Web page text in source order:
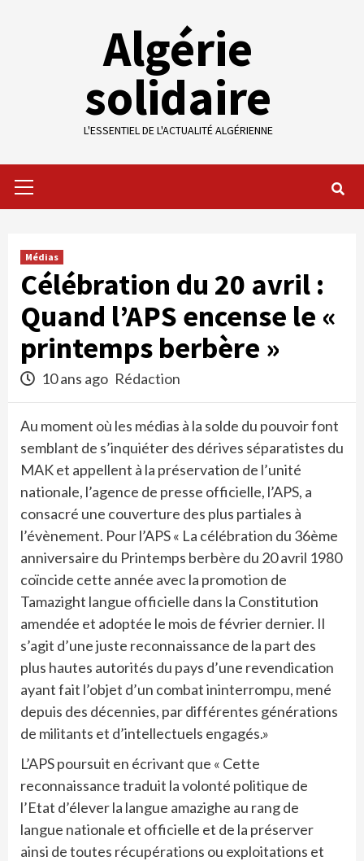
Algérie
solidaire
L'ESSENTIEL DE L'ACTUALITÉ ALGÉRIENNE
Menu
Médias
Célébration du 20 avril :
Quand l’APS encense le «
printemps berbère »
10 ans ago Rédaction
Au moment où les médias à la solde du pouvoir font
semblant de s’inquiéter des dérives séparatistes du
MAK et appellent à la préservation de l’unité
nationale, l’agence de presse officielle, l’APS, a
consacré une couverture des plus partiales à
l’évènement. Pour l’APS « La célébration du 36ème
anniversaire du Printemps berbère du 20 avril 1980
coïncide cette année avec la promotion de
Tamazight langue officielle dans la Constitution
amendée et adoptée le mois de février dernier. Il
s’agit d’une juste reconnaissance de la part des
plus hautes autorités du pays d’une revendication
ayant fait l’objet d’un combat ininterrompu, mené
depuis des décennies, par différentes générations
de militants et d’intellectuels engagés.»
L’APS poursuit en écrivant que « Cette
reconnaissance traduit la volonté politique de
l’Etat d’élever la langue amazighe au rang de
langue nationale et officielle et de la préserver
ainsi de toutes récupérations ou exploitations et